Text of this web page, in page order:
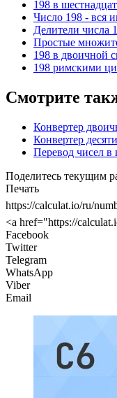
198 в
Число 198 - вся
Делители числа
Простые
198 в двоичной
198 римскими
Смотрите
Конвертер
Конвертер
Перевод чисел в
Поделитесь текущим
Печать
https://calculat.io/ru/
<a href="https://
Facebook
Twitter
Telegram
WhatsApp
Viber
Email